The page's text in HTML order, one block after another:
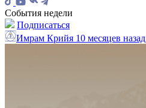
События недели
Подписаться
Имрам Крийя 10 месяцев назад